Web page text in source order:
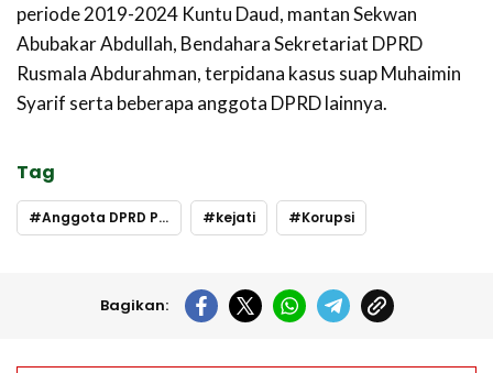
periode 2019-2024 Kuntu Daud, mantan Sekwan
Abubakar Abdullah, Bendahara Sekretariat DPRD
Rusmala Abdurahman, terpidana kasus suap Muhaimin
Syarif serta beberapa anggota DPRD lainnya.
Tag
Anggota DPRD Provinsi kejati Korupsi
Bagikan: